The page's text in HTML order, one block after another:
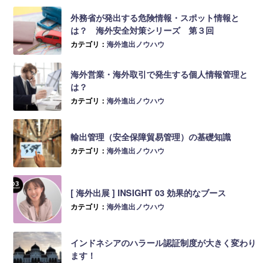
外務省が発出する危険情報・スポット情報と
は？ 海外安全対策シリーズ 第３回
カテゴリ：海外進出ノウハウ
海外営業・海外取引で発生する個人情報管理と
は？
カテゴリ：海外進出ノウハウ
輸出管理（安全保障貿易管理）の基礎知識
カテゴリ：海外進出ノウハウ
[ 海外出展 ] INSIGHT 03 効果的なブース
カテゴリ：海外進出ノウハウ
インドネシアのハラール認証制度が大きく変わり
ます！